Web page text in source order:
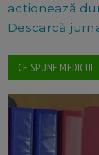
acționează
Descarcă
CE SPUNE MEDICUL